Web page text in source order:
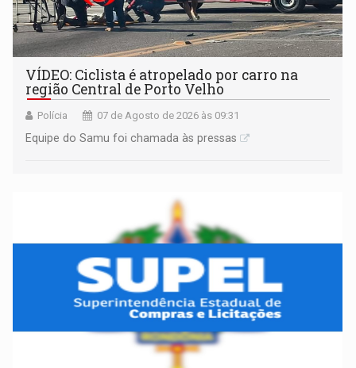
VÍDEO: Ciclista é atropelado por carro na
região Central de Porto Velho
Polícia 07 de Agosto de 2026 às 09:31
Equipe do Samu foi chamada às pressas